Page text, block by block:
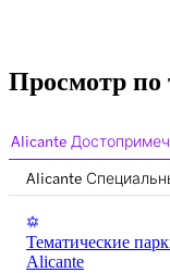
Просмотр по
Alicante
Alicante
Тематические
Alicante